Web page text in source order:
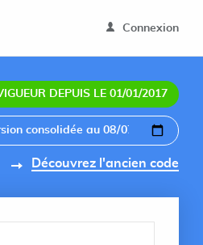
Connexion
DEPUIS LE 01/01/2017
Découvrez l'ancien code